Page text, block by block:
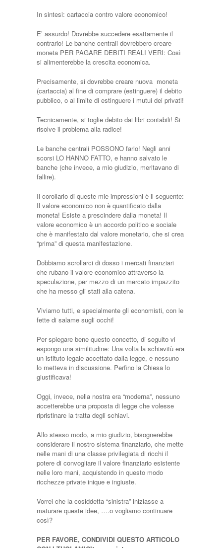
In sintesi: cartaccia contro valore economico!
E’ assurdo! Dovrebbe succedere esattamente il
contrario! Le banche centrali dovrebbero creare
moneta PER PAGARE DEBITI REALI VERI: Così
si alimenterebbe la crescita economica.
Precisamente, si dovrebbe creare nuova moneta
(cartaccia) al fine di comprare (estinguere) il debito
pubblico, o al limite di estinguere i mutui dei privati!
Tecnicamente, si toglie debito dai libri contabili! Si
risolve il problema alla radice!
Le banche centrali POSSONO farlo! Negli anni
scorsi LO HANNO FATTO, e hanno salvato le
banche (che invece, a mio giudizio, meritavano di
fallire).
Il corollario di queste mie impressioni è il seguente:
Il valore economico non è quantificato dalla
moneta! Esiste a prescindere dalla moneta! Il
valore economico è un accordo politico e sociale
che è manifestato dal valore monetario, che si crea
“prima” di questa manifestazione.
Dobbiamo scrollarci di dosso i mercati finanziari
che rubano il valore economico attraverso la
speculazione, per mezzo di un mercato impazzito
che ha messo gli stati alla catena.
Viviamo tutti, e specialmente gli economisti, con le
fette di salame sugli occhi!
Per spiegare bene questo concetto, di seguito vi
espongo una similitudine: Una volta la schiavitù era
un istituto legale accettato dalla legge, e nessuno
lo metteva in discussione. Perfino la Chiesa lo
giustificava!
Oggi, invece, nella nostra era “moderna”, nessuno
accetterebbe una proposta di legge che volesse
ripristinare la tratta degli schiavi.
Allo stesso modo, a mio giudizio, bisognerebbe
considerare il nostro sistema finanziario, che mette
nelle mani di una classe privilegiata di ricchi il
potere di convogliare il valore finanziario esistente
nelle loro mani, acquistendo in questo modo
ricchezze private inique e ingiuste.
Vorrei che la cosiddetta “sinistra” iniziasse a
maturare queste idee, ….o vogliamo continuare
così?
PER FAVORE, CONDIVIDI QUESTO ARTICOLO